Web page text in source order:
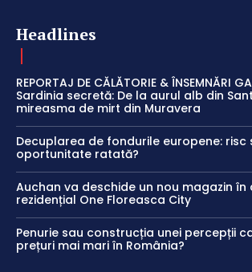
Headlines
REPORTAJ DE CĂLĂTORIE & ÎNSEMNĂRI
Sardinia secretă: De la aurul alb din
mireasma de mirt din Muravera
Decuplarea de fondurile europene: risc
oportunitate ratată?
Auchan va deschide un nou magazin în
rezidențial One Floreasca City
Penurie sau construcția unei percepții
prețuri mai mari în România?